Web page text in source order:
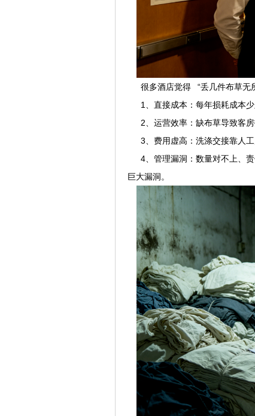
很多酒店觉得 “丢几件布草无
1、直接成本：每年损耗成本少
2、运营效率：缺布草导致客房
3、费用虚高：洗涤交接靠人工
4、管理漏洞：数量对不上、责
巨大漏洞。